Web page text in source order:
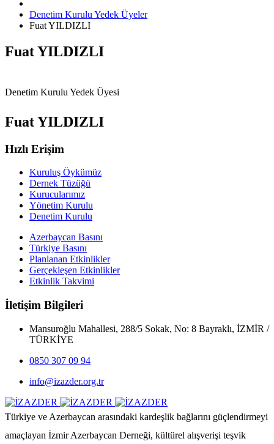
Denetim Kurulu Yedek Üyeler
Fuat YILDIZLI
Fuat YILDIZLI
Denetim Kurulu Yedek Üyesi
Fuat YILDIZLI
Hızlı Erişim
Kuruluş Öykümüz
Dernek Tüzüğü
Kurucularımız
Yönetim Kurulu
Denetim Kurulu
Azerbaycan Basını
Türkiye Basını
Planlanan Etkinlikler
Gerçekleşen Etkinlikler
Etkinlik Takvimi
İletişim Bilgileri
Mansuroğlu Mahallesi, 288/5 Sokak, No: 8 Bayraklı, İZMİR /
TÜRKİYE
0850 307 09 94
info@izazder.org.tr
Türkiye ve Azerbaycan arasındaki kardeşlik bağlarını güçlendirmeyi
amaçlayan İzmir Azerbaycan Derneği, kültürel alışverişi teşvik